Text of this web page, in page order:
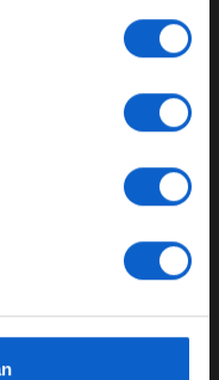
buiten zijn
Sainz op P4 een
top acht die
meer informatie over